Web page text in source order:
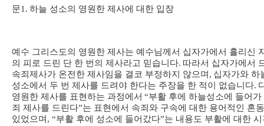
문1. 하늘 성소의 영원한 제사에 대한 입장
예수 그리스도의 영원한 제사는 예수님께서 십자가에서 흘리신
의 피로 드린 단 한 번의 제사라고 믿습니다. 따라서 십자가에서
속죄제사가 온전한 제사임을 결코 부정하지 않으며 , 십자가와 하
성소에서 두 번 제사를 드려야 한다는 주장을 한 적이 없습니다.
영원한 제사를 표현하는 과정에서 “부활 후에 하늘성소에 들어가
죄 제사를 드린다”는 표현에서 속죄와 구속에 대한 용어적인 혼
있었으며 , “부활 후에 성소에 들어갔다”는 내용도 부활에 대한 시